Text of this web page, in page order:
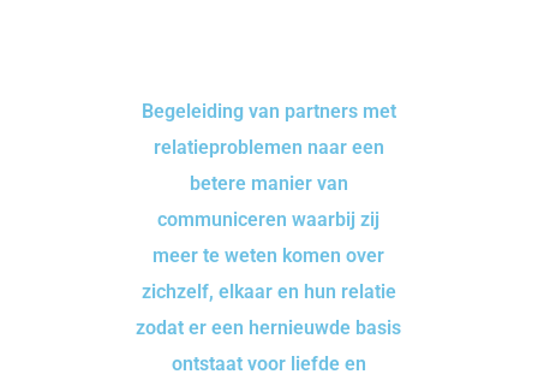
Begeleiding van partners met
relatieproblemen naar een
betere manier van
communiceren waarbij zij
meer te weten komen over
zichzelf, elkaar en hun relatie
zodat er een hernieuwde basis
ontstaat voor liefde en